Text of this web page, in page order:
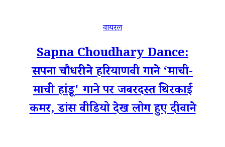
वायरल
Sapna Choudhary Dance:
सपना चौधरी ने हरियाणवी गाने ‘माची-
माची हांडू' गाने पर जबरदस्त थिरकाई
कमर, डांस वीडियो देख लोग हुए दीवाने